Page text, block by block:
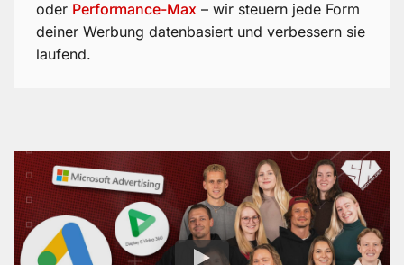
oder Performance-Max – wir steuern jede Form
deiner Werbung datenbasiert und verbessern sie
laufend.